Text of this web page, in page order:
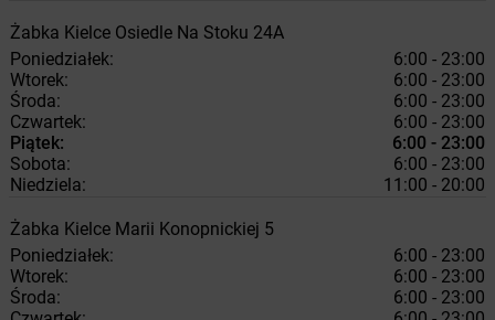
Żabka Kielce Osiedle Na Stoku 24A
Poniedziałek:
6:00 - 23:00
Wtorek:
6:00 - 23:00
Środa:
6:00 - 23:00
Czwartek:
6:00 - 23:00
Piątek:
6:00 - 23:00
Sobota:
6:00 - 23:00
Niedziela:
11:00 - 20:00
Żabka Kielce Marii Konopnickiej 5
Poniedziałek:
6:00 - 23:00
Wtorek:
6:00 - 23:00
Środa:
6:00 - 23:00